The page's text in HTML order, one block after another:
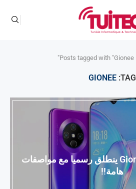
Posts tagged with "Gionee"
TAG:
GIONEE
هاتف Gionee K30 Pro ينطلق رسميا مع مواصفات
هامة!!